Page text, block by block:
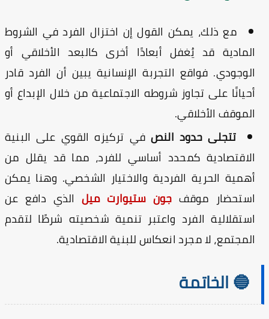
مع ذلك، يمكن القول إن اختزال الفرد في الشروط
المادية قد يُغفل أبعادًا أخرى كالبعد الأخلاقي أو
الوجودي. فواقع التجربة الإنسانية يبين أن الفرد قادر
أحيانًا على تجاوز شروطه الاجتماعية من خلال الإبداع أو
الموقف الأخلاقي.
تتجلى حدود النصفي تركيزه القوي على البنية
الاقتصادية كمحدد أساسي للفرد، مما قد يقلل من
أهمية الحرية الفردية والاختيار الشخصي. وهنا يمكن
استحضار موقفجون ستيوارت ميلالذي دافع عن
استقلالية الفرد واعتبر تنمية شخصيته شرطًا لتقدم
المجتمع، لا مجرد انعكاس للبنية الاقتصادية.
🔵 الخاتمة